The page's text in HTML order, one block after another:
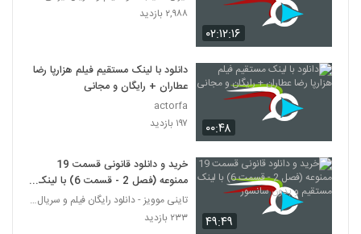
۰۲:۱۲:۱۶
۲,۹۸۸ بازدید
۰۰:۴۸
دانلود با لینک مستقیم فیلم هزارپا رضا
عطاران + رایگان و مجانی
actorfa
۱۹۷ بازدید
۴۹:۴۹
خرید و دانلود قانونی قسمت 19
ممنوعه (فصل 2 - قسمت 6) با لینک
مستقیم و بدون سانسور
تاینی موویز - دانلود رایگان فیلم و سریال ایرانی جد
۲۳۳ بازدید